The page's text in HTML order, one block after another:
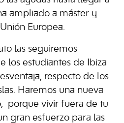
ampliado a máster y
Europea.
las seguiremos
los estudiantes de Ibiza
respecto de los
Haremos una nueva
porque vivir fuera de tu
gran esfuerzo para las